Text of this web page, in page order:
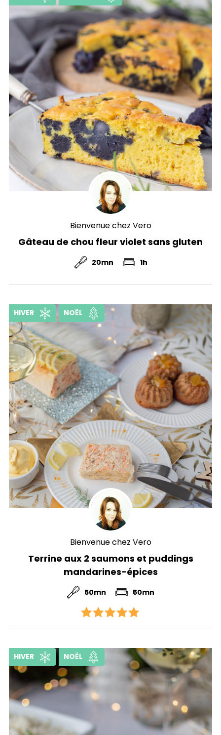
Bienvenue chez Vero
Gâteau de chou fleur violet sans gluten
20mn 1h
Bienvenue chez Vero
HIVER NOËL
Terrine aux 2 saumons et puddings
mandarines-épices
50mn 50mn
HIVER NOËL